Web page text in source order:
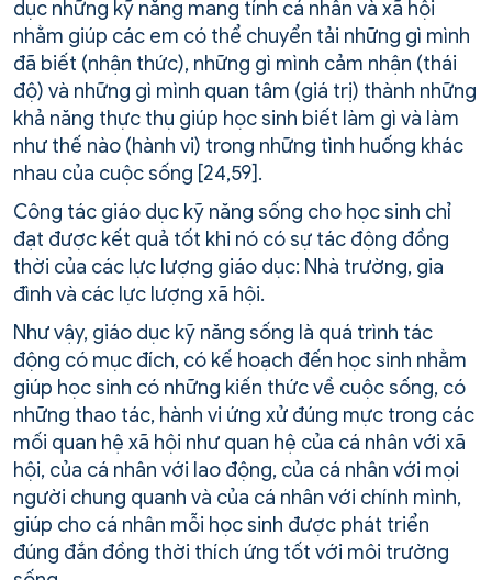
dục những kỹ năng mang tính cá nhân và xã hội
nhằm giúp các em có thể chuyển tải những gì mình
đã biết (nhận thức), những gì mình cảm nhận (thái
độ) và những gì mình quan tâm (giá trị) thành những
khả năng thực thụ giúp học sinh biết làm gì và làm
như thế nào (hành vi) trong những tình huống khác
nhau của cuộc sống [24,59].
Công tác giáo dục kỹ năng sống cho học sinh chỉ
đạt được kết quả tốt khi nó có sự tác động đồng
thời của các lực lượng giáo dục: Nhà trường, gia
đình và các lực lượng xã hội.
Như vậy, giáo dục kỹ năng sống là quá trình tác
động có mục đích, có kế hoạch đến học sinh nhằm
giúp học sinh có những kiến thức về cuộc sống, có
những thao tác, hành vi ứng xử đúng mực trong các
mối quan hệ xã hội như quan hệ của cá nhân với xã
hội, của cá nhân với lao động, của cá nhân với mọi
người chung quanh và của cá nhân với chính mình,
giúp cho cá nhân mỗi học sinh được phát triển
đúng đắn đồng thời thích ứng tốt với môi trường